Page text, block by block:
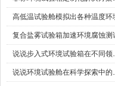
高低温试验舱模拟出各种温度环
复合盐雾试验箱加速环境腐蚀测
说说步
说说环